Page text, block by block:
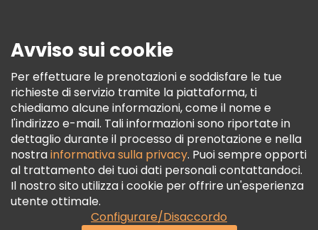
Termini E Condizioni
Informativa Sui Cookie
Freetour Premi
Programma Di Fidelizzazione
Avviso sui cookie
Per effettuare le prenotazioni e soddisfare le tue
richieste di servizio tramite la piattaforma, ti
chiediamo alcune informazioni, come il nome e
l'indirizzo e-mail. Tali informazioni sono riportate in
dettaglio durante il processo di prenotazione e nella
nostrainformativa sulla privacy. Puoi sempre opporti
al trattamento dei tuoi dati personali contattandoci.
Il nostro sito utilizza i cookie per offrire un'esperienza
utente ottimale.
Configurare/Disaccordo